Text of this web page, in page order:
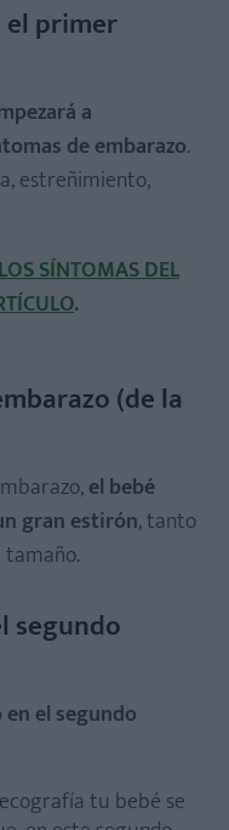
el primer
a
de embarazo.
estreñimiento,
SÍNTOMAS DEL
.
(de la
el bebé
gran estirón, tanto
segundo
el segundo
tu bebé se